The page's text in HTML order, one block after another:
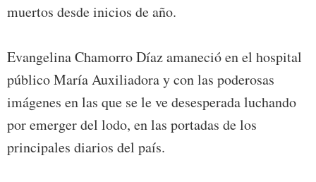
muertos desde inicios de año.
Evangelina Chamorro Díaz amaneció en el hospital
público María Auxiliadora y con las poderosas
imágenes en las que se le ve desesperada luchando
por emerger del lodo, en las portadas de los
principales diarios del país.